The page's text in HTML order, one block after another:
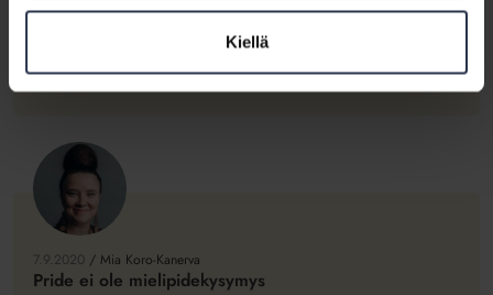
Kiellä
tutkittua
työtä
BLOGI
Tiedotteemme Tikittääkö taloyhtöissä koronan takia remonttipommi? on
Pride
mielipidekysymys
7.9.2020 / Mia Koro-Kanerva
Pride ei ole mielipidekysymys